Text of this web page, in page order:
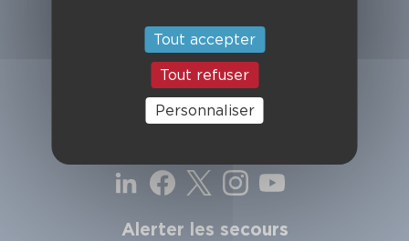
49, chemin de l'Armurié
C.S. 80123
31772 COLOMIERS CEDEX
Contactez-nous
Alerter les secours
Tout accepter
Tout refuser
Personnaliser